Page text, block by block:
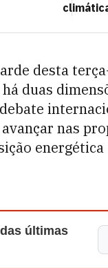
desta
duas
nas
últimas